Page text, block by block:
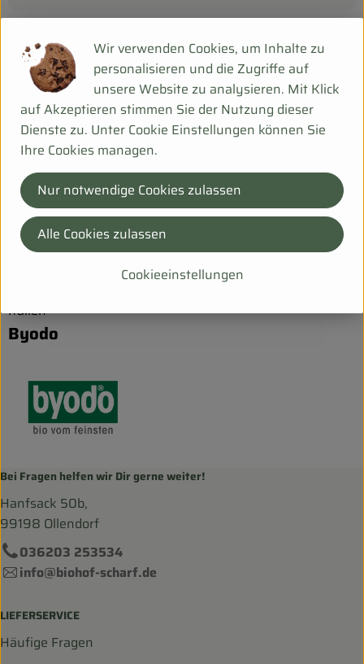
Verwendet oder empfohlen bei
Zucchini-Puffer mit Tsatsiki
Herkunft
Hersteller: BYO
Italien
Byodo
Bei Fragen helfen wir Dir gerne weiter!
Hanfsack 50b,
99198 Ollendorf
036203 253534
info@biohof-scharf.de
LIEFERSERVICE
Häufige Fragen
Wir verwenden Cookies, um Inhalte zu
personalisieren und die Zugriffe auf
unsere Website zu analysieren. Mit Klick
auf Akzeptieren stimmen Sie der Nutzung dieser
Dienste zu. Unter Cookie Einstellungen können Sie
Ihre Cookies managen.
Cookieeinstellungen
Nur notwendige Cookies zulassen
Alle Cookies zulassen